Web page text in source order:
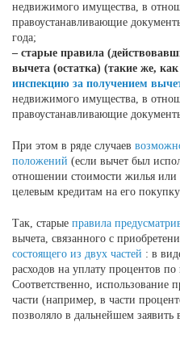
недвижимого имущества, в
правоустанавливающие
года;
– старые правила
вычета (остатка) (такие же, как
инспекцию за получением
недвижимого имущества, в
правоустанавливающие
При этом в ряде случаев
положений (если вычет был
отношении стоимости жилья
целевым кредитам на его
Так, старые правила
вычета, связанного с
состоящего из двух частей : в
расходов на уплату процентов
Соответственно, использование
части (например, в части
позволяло в дальнейшем